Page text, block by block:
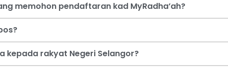
memohon pendaftaran kad MyRadha’ah?
kepada rakyat Negeri Selangor?